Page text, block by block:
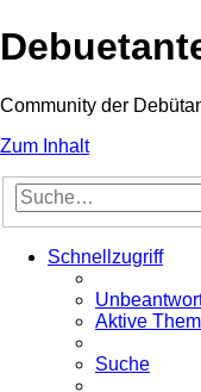
Community der
Zum Inhalt
Schnellzugriff
Aktive
Suche